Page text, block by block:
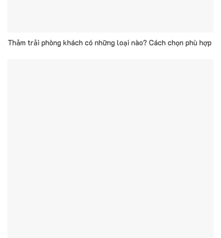
Thảm trải phòng khách có những loại nào? Cách chọn phù hợp